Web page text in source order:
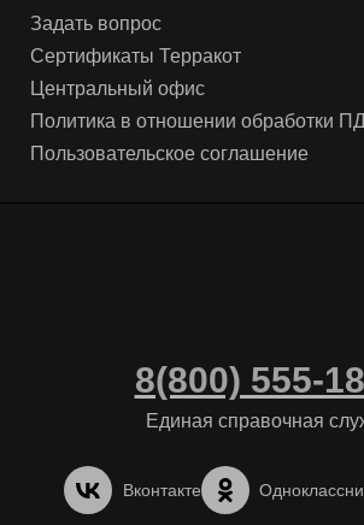
Задать вопрос
Сертификаты Терракот
Центральный офис
Политика в отношении обработки ПД
Пользовательское соглашение
8(800) 555-
Единая справочная
Вконтакте